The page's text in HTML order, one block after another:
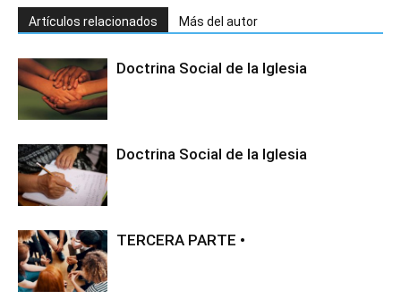
Artículos relacionados Más del autor
Doctrina Social de la Iglesia
Doctrina Social de la Iglesia
TERCERA PARTE •